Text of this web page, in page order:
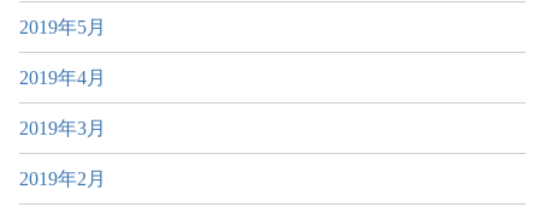
2019年5月
2019年4月
2019年3月
2019年2月